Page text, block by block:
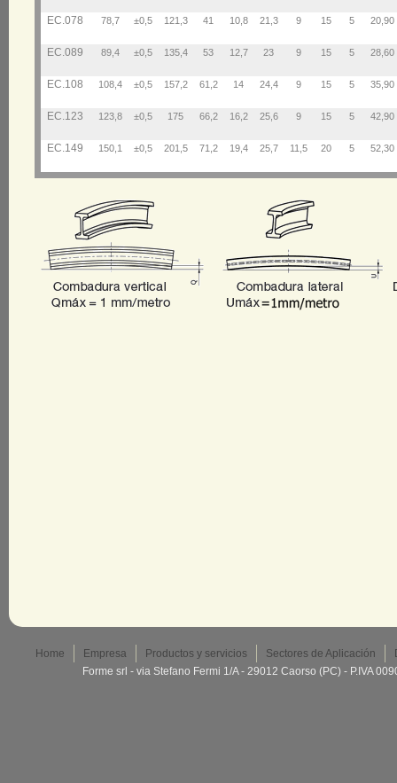
EC.078 78,7 ±0,5 121,3 41 10,8 21,3 9 15 5 20,90
EC.089 89,4 ±0,5 135,4 53 12,7 23 9 15 5 28,60
EC.108 108,4 ±0,5 157,2 61,2 14 24,4 9 15 5 35,90
EC.123 123,8 ±0,5 175 66,2 16,2 25,6 9 15 5 42,90
EC.149 150,1 ±0,5 201,5 71,2 19,4 25,7 11,5 20 5 52,30
Home Empresa Productos y servicios Sectores de Aplicación
Forme srl - via Stefano Fermi 1/A - 29012 Caorso (PC) - P.IVA